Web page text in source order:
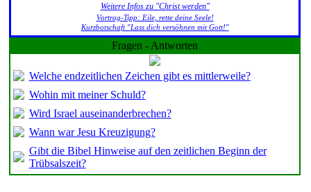
Weitere Infos zu "Christ werden"
Vortrag-Tipp: Eile, rette deine Seele!
Kurzbotschaft "Lass dich versöhnen mit Gott!"
Fragen - Antworten
Welche endzeitlichen Zeichen gibt es mittlerweile?
Wohin mit meiner Schuld?
Wird Israel auseinanderbrechen?
Wann war Jesu Kreuzigung?
Gibt die Bibel Hinweise auf den zeitlichen Beginn der
Trübsalszeit?